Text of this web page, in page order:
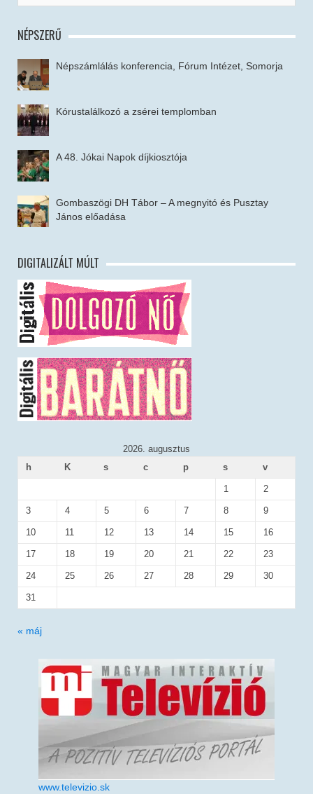
NÉPSZERŰ
Népszámlálás konferencia, Fórum Intézet, Somorja
Kórustalálkozó a zsérei templomban
A 48. Jókai Napok díjkiosztója
Gombaszögi DH Tábor – A megnyitó és Pusztay
János előadása
DIGITALIZÁLT MÚLT
2026. augusztus
h
K s c p s v
1 2
3 4 5 6 7 8 9
10 11 12 13 14 15 16
17 18 19 20 21 22 23
24 25 26 27 28 29 30
31
« máj
www.televizio.sk